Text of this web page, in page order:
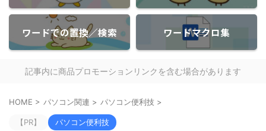
ワードでの置換／検索 ワードマクロ集
記事内に商品プロモーションリンクを含む場合があります
HOME > パソコン関連 > パソコン便利技 >
【PR】 パソコン便利技